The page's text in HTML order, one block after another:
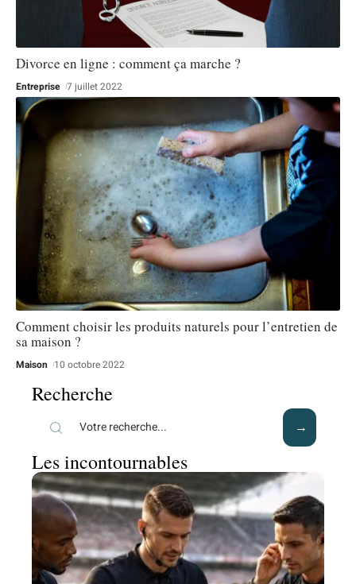
Divorce en ligne : comment ça marche ?
Entreprise 7 juillet 2022
Comment choisir les produits naturels pour l’entretien de
sa maison ?
Maison 10 octobre 2022
Recherche
Les incontournables